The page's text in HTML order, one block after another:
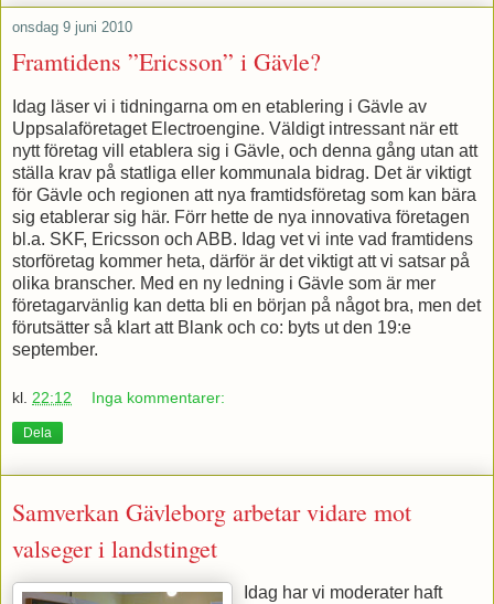
onsdag 9 juni 2010
Framtidens ”Ericsson” i Gävle?
Idag läser vi i tidningarna om en etablering i Gävle av
Uppsalaföretaget Electroengine. Väldigt intressant när ett
nytt företag vill etablera sig i Gävle, och denna gång utan att
ställa krav på statliga eller kommunala bidrag. Det är viktigt
för Gävle och regionen att nya framtidsföretag som kan bära
sig etablerar sig här. Förr hette de nya innovativa företagen
bl.a. SKF, Ericsson och ABB. Idag vet vi inte vad framtidens
storföretag kommer heta, därför är det viktigt att vi satsar på
olika branscher. Med en ny ledning i Gävle som är mer
företagarvänlig kan detta bli en början på något bra, men det
förutsätter så klart att Blank och co: byts ut den 19:e
september.
kl. 22:12 Inga kommentarer:
Dela
Samverkan Gävleborg arbetar vidare mot
valseger i landstinget
Idag har vi moderater haft